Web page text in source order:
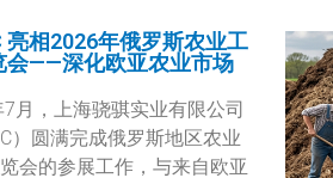
亮相2026年俄罗斯农业工
会——深化欧亚农业市场
月，上海骁骐实业有限公司
）圆满完成俄罗斯地区农业
会的参展工作，与来自欧亚